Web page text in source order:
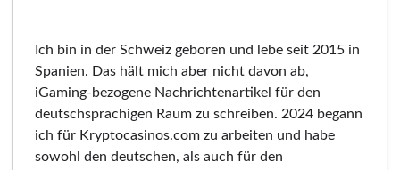
Ich bin in der Schweiz geboren und lebe seit 2015 in
Spanien. Das hält mich aber nicht davon ab,
iGaming-bezogene Nachrichtenartikel für den
deutschsprachigen Raum zu schreiben. 2024 begann
ich für Kryptocasinos.com zu arbeiten und habe
sowohl den deutschen, als auch für den